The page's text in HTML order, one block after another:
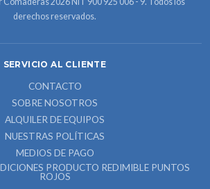
derechos reservados.
SERVICIO AL CLIENTE
CONTACTO
SOBRE NOSOTROS
ALQUILER DE EQUIPOS
NUESTRAS POLÍTICAS
MEDIOS DE PAGO
PRODUCTO REDIMIBLE PUNTOS
ROJOS